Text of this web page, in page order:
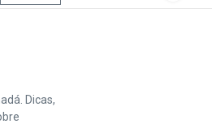
Dicas,